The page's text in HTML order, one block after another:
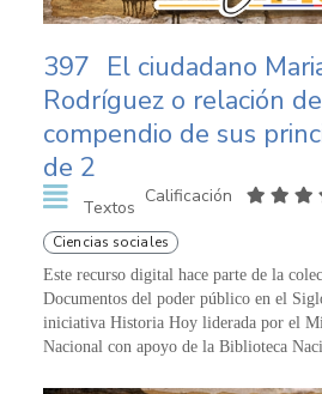
397 El ciudadano
Rodríguez o relación
compendio de sus
de 2
Textos
Calificación
Ciencias sociales
Este recurso digital hace parte de la
Documentos del poder público en el
iniciativa Historia Hoy liderada por el
Nacional con apoyo de la Biblioteca